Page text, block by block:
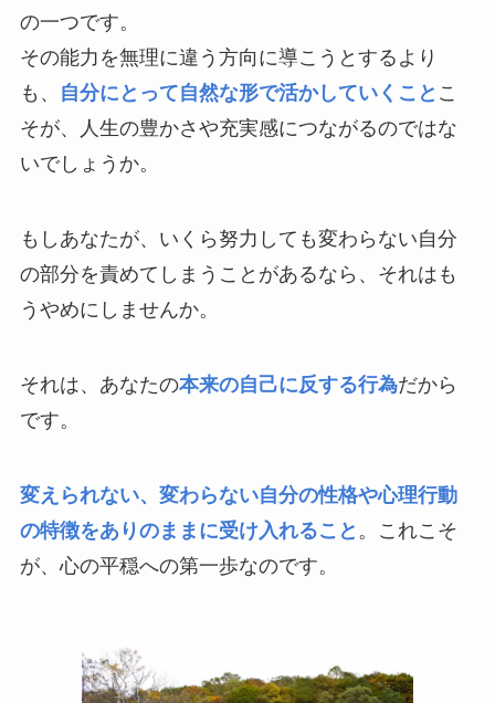
の一つです。
その能力を無理に違う方向に導こうとするより
も、
自分にとって自然な形で活かしていくこと こ
そが、人生の豊かさや充実感につながるのではな
いでしょうか。
もしあなたが、いくら努力しても変わらない自分
の部分を責めてしまうことがあるなら、それはも
うやめにしませんか。
それは、あなたの本来の自己に反する行為だから
です。
変えられない、変わらない自分の性格や心理行動
の特徴をありのままに受け入れること 。これこそ
が、心の平穏への第一歩なのです。